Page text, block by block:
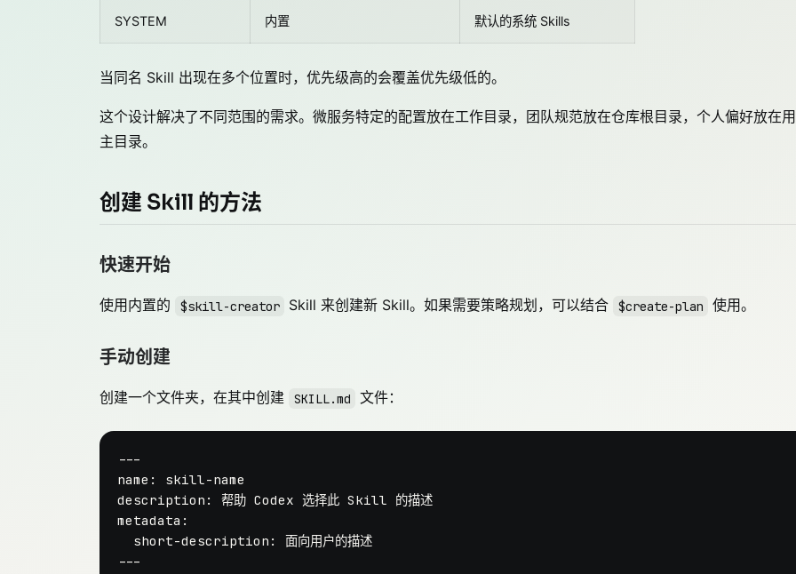
SYSTEM 内置 默认的系统 Skills
当同名 Skill 出现在多个位置时，优先级高的会覆盖优先级低的。
这个设计解决了不同范围的需求。微服务特定的配置放在工作目录，团队规范放在仓库根目录，个人偏好放在
主目录。
创建 Skill 的方法
快速开始
使用内置的 $skill-creator Skill 来创建新 Skill。如果需要策略规划，可以结合 $create-plan 使用。
手动创建
创建一个文件夹，在其中创建 SKILL.md 文件：
---
name:
skill-name
description:
帮助 Codex 选择此 Skill 的描述
metadata:
short-description:
面向用户的描述